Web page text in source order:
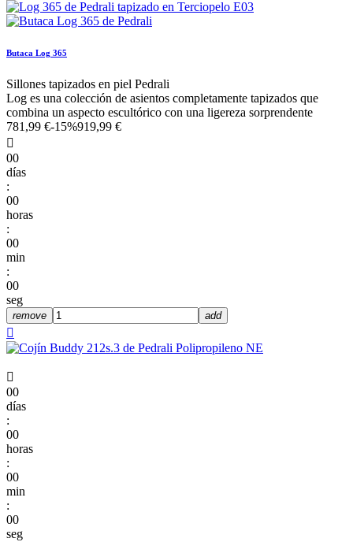
Butaca Log 365
Sillones tapizados en piel Pedrali
Log es una colección de asientos completamente tapizados que
combina un aspecto escultórico con una ligereza sorprendente
781,99 €-15%919,99 €

00
días
:
00
horas
:
00
min
:
00
seg
remove add


00
días
:
00
horas
:
00
min
:
00
seg